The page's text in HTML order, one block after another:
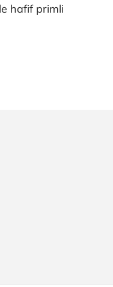
hafif primli